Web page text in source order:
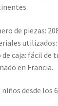
de piezas:
de caja: fácil de
en Francia.
niños desde los